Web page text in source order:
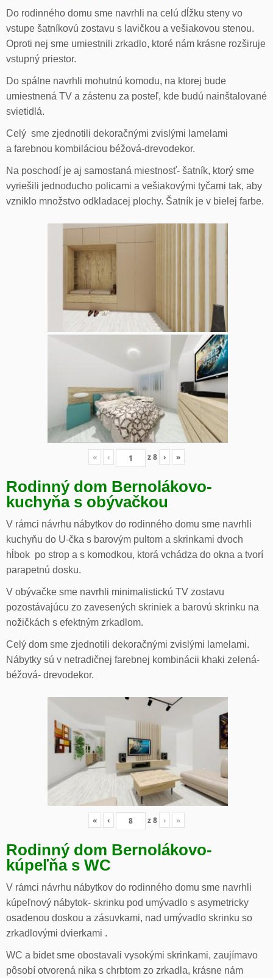
Do rodinného domu sme navrhli na celú dĺžku steny vo
vstupe šatníkovú zostavu s lavičkou a vešiakovou stenou.
Oproti nej sme umiestnili zrkadlo, ktoré nám krásne rozširuje
vstupný priestor.
Do spálne navrhli mohutnú komodu, na ktorej bude
umiestnená TV a zástenu za posteľ, kde budú nainštalované
svietidlá.
Celý sme zjednotili dekoračnými zvislými lamelami
a farebnou kombiláciou béžová-drevodekor.
Na poschodí je aj samostaná miestnosť- šatník, ktorý sme
vyriešili jednoducho policami a vešiakovými tyčami tak, aby
vzniklo množstvo odkladacej plochy. Šatník je v bielej farbe.
« ‹ z8 › »
Rodinný dom Bernolákovo-
kuchyňa s obývačkou
V rámci návrhu nábytkov do rodinného domu sme navrhli
kuchyňu do U-čka s barovým pultom a skrinkami dvoch
hĺbok po strop a s komodkou, ktorá vchádza do okna a tvorí
parapetnú dosku.
V obývačke sme navrhli minimalistickú TV zostavu
pozostávajúcu zo zavesených skriniek a barovú skrinku na
nožičkách s efektným zrkadlom.
Celý dom sme zjednotili dekoračnými zvislými lamelami.
Nábytky sú v netradičnej farebnej kombinácii khaki zelená-
béžová- drevodekor.
« ‹ z8 › »
Rodinný dom Bernolákovo-
kúpeľňa s WC
V rámci návrhu nábytkov do rodinného domu sme navrhli
kúpeľnový nábytok- skrinku pod umývadlo s asymetricky
osadenou doskou a zásuvkami, nad umývadlo skrinku so
zrkadlovými dvierkami .
WC a bidet sme obostavali vysokými skrinkami, zaujímavo
pôsobí otvorená nika s chrbtom zo zrkadla, krásne nám